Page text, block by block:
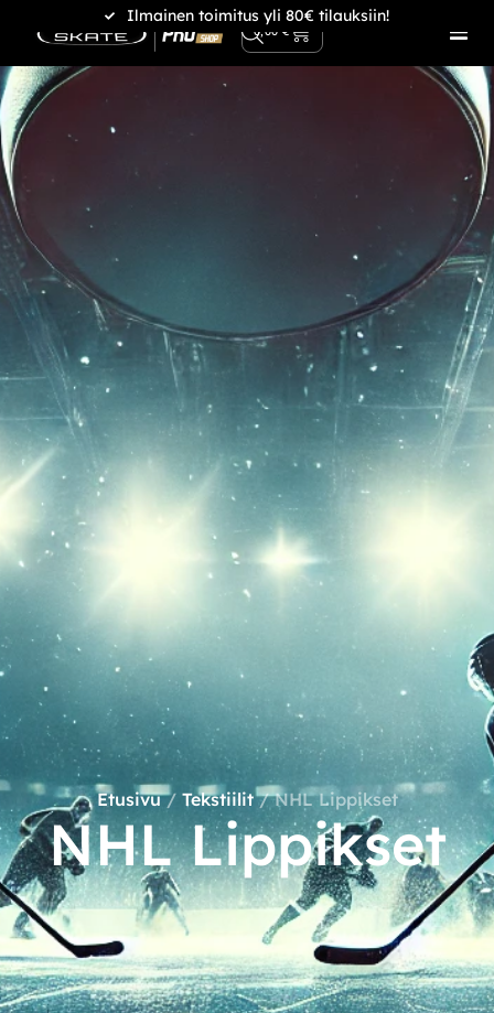
Ilmainen toimitus yli 80€ tilauksiin!
0,00 €
0
Etusivu/ Tekstiilit/ NHL Lippikset
NHL Lippikset